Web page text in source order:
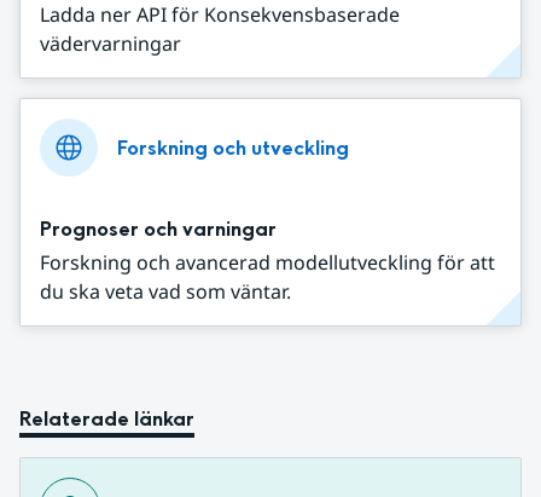
Ladda ner API för Konsekvensbaserade
vädervarningar
Forskning och utveckling
Prognoser och varningar
Forskning och avancerad modellutveckling för att
du ska veta vad som väntar.
Relaterade länkar